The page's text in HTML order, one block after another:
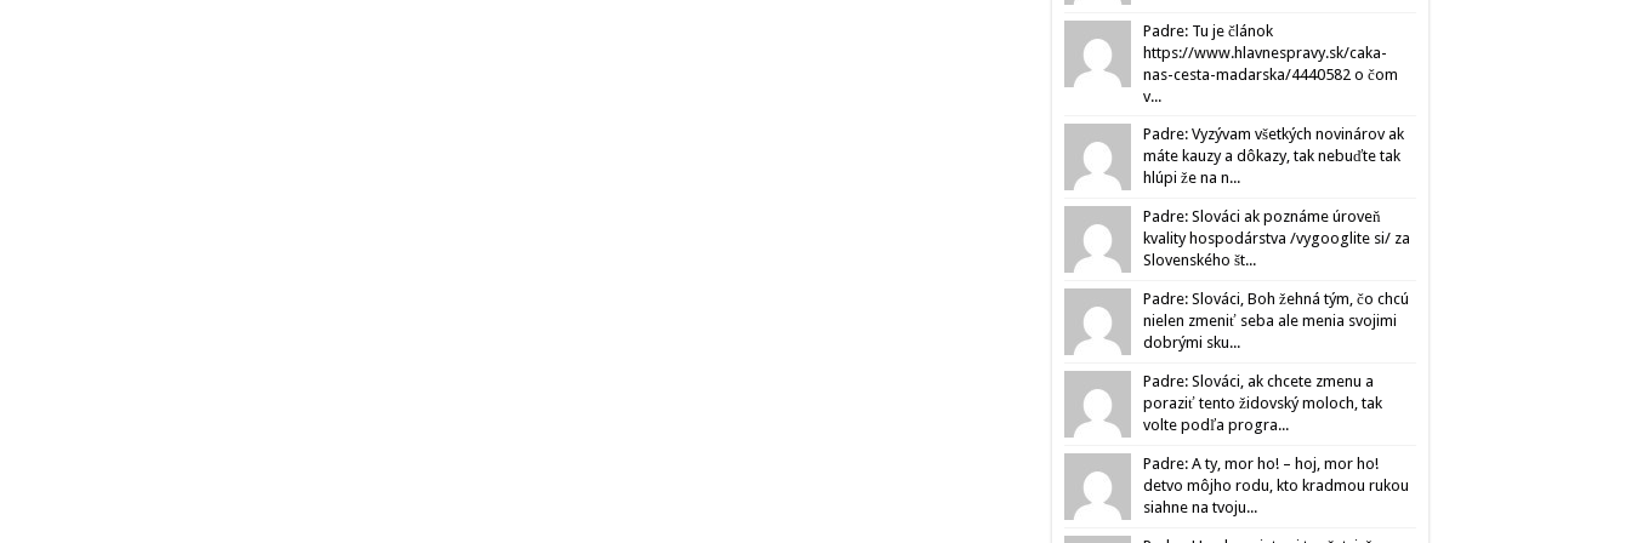
Padre: Tu je článok
https://www.hlavnespravy.sk/caka-
nas-cesta-madarska/4440582 o čom
v...
Padre: Vyzývam všetkých novinárov ak
máte kauzy a dôkazy, tak nebuďte tak
hlúpi že na n...
Padre: Slováci ak poznáme úroveň
kvality hospodárstva /vygooglite si/ za
Slovenského št...
Padre: Slováci, Boh žehná tým, čo chcú
nielen zmeniť seba ale menia svojimi
dobrými sku...
Padre: Slováci, ak chcete zmenu a
poraziť tento židovský moloch, tak
volte podľa progra...
Padre: A ty, mor ho! – hoj, mor ho!
detvo môjho rodu, kto kradmou rukou
siahne na tvoju...